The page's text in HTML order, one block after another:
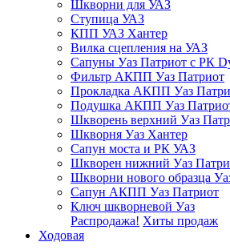
Шкворни для УАЗ
Ступица УАЗ
КПП УАЗ Хантер
Вилка сцепления на УАЗ
Сапуны Уаз Патриот с РК
Фильтр АКПП Уаз Патриот
Прокладка АКПП Уаз
Подушка АКПП Уаз
Шкворень верхний Уаз
Шкворня Уаз Хантер
Сапун моста и РК УАЗ
Шкворен нижний Уаз
Шкворни нового образца
Сапун АКПП Уаз Патриот
Ключ шкворневой Уаз
Распродажа! Хиты продаж
Ходовая